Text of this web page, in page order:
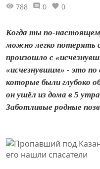
788 0 0
Когда ты по-
можно легко потерять
произошло с
«исчезнувшим» - это по
которые были глубоко
он ушёл из дома в 5
Заботливые родные